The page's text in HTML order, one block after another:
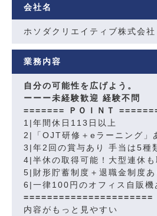
会社名
ホソダクリエイティブ株式会社
業務内容
自分の可能性を広げよう。
ーーー未経験歓迎 経験不問
======= ＰＯＩＮＴ
1|年間休日113日以上
2|「OJT研修＋eラーニング」
3|年2回の賞与あり 手当は5種
4|半休の取得可能！大型連休も
5|財形貯蓄制度＋退職金制度あ
6|一律100円のオフィス自販機
======================
内容がもっと見やすい